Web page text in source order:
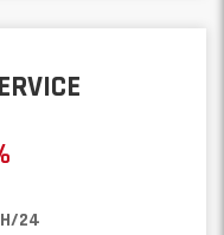
24